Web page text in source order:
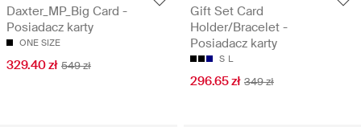
Daxter_MP_Big Card -
Posiadacz karty
ONE SIZE
329.40 zł 549 zł
Gift Set Card
Holder/Bracelet -
Posiadacz karty
S L
296.65 zł 349 zł